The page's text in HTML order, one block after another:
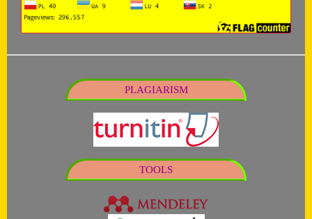
PLAGIARISM
TOOLS